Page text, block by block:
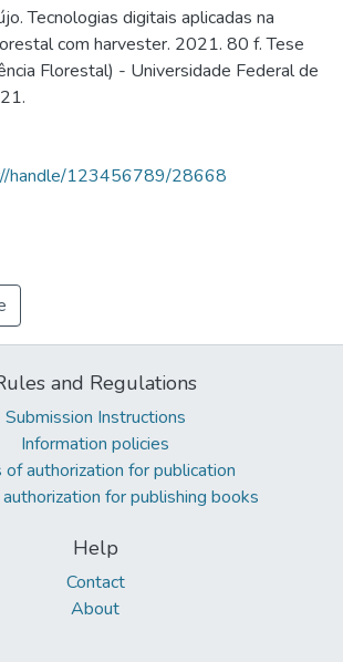
Tecnologias digitais aplicadas na
com harvester. 2021. 80 f. Tese
Florestal) - Universidade Federal de
handle/123456789/28668
and Regulations
Submission Instructions
Information policies
of authorization for publication
for publishing books
Help
Contact
About